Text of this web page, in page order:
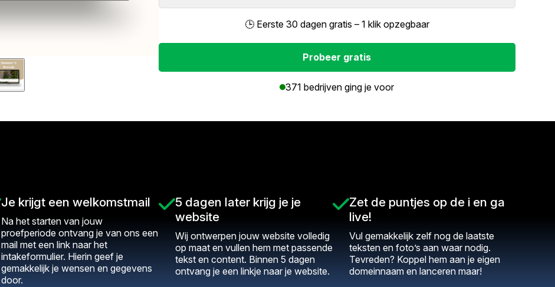
🕒 Eerste 30 dagen gratis – 1 klik opzegbaar
Probeer gratis
371 bedrijven ging je voor
Je krijgt een welkomstmail
Na het starten van jouw
proefperiode ontvang je van ons een
mail met een link naar het
intakeformulier. Hierin geef je
gemakkelijk je wensen en gegevens
door.
5 dagen later krijg je je
website
Wij ontwerpen jouw website volledig
op maat en vullen hem met passende
tekst en content. Binnen 5 dagen
ontvang je een linkje naar je website.
Zet de puntjes op de i en ga
live!
Vul gemakkelijk zelf nog de laatste
teksten en foto’s aan waar nodig.
Tevreden? Koppel hem aan je eigen
domeinnaam en lanceren maar!